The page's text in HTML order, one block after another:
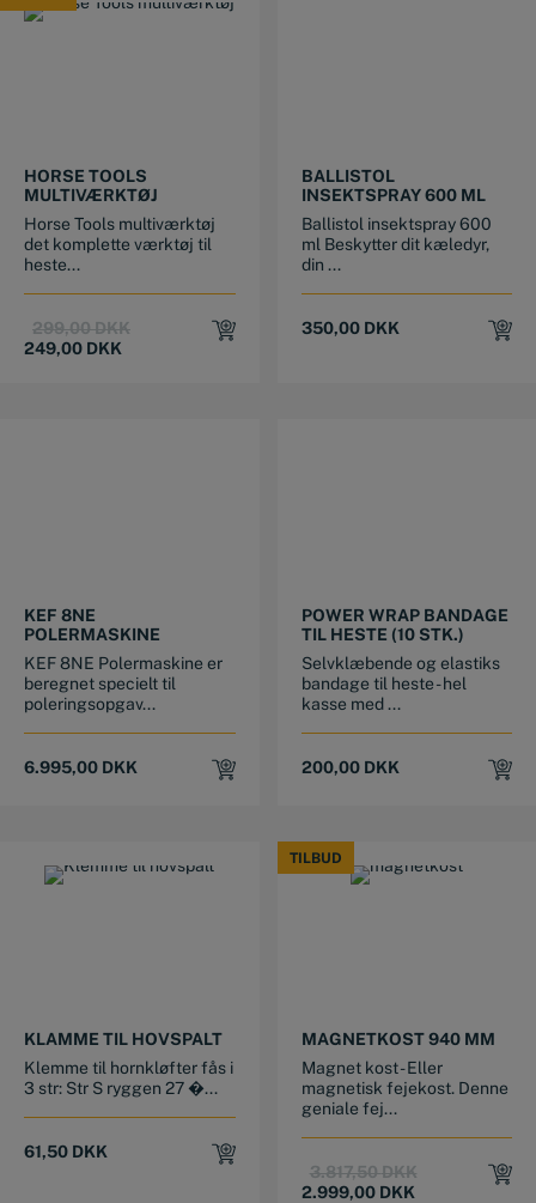
TILBUD
HORSE TOOLS
MULTIVÆRKTØJ
Horse Tools multiværktøj
det komplette værktøj til
heste...
299,00DKKOriginal
249,00 DKK
Current
BALLISTOL
INSEKTSPRAY 600 ML
Ballistol insektspray 600
ml Beskytter dit kæledyr,
din ...
350,00 DKK
KEF 8NE
POLERMASKINE
KEF 8NE Polermaskine er
beregnet specielt til
poleringsopgav...
6.995,00 DKK
POWER WRAP BANDAGE
TIL HESTE (10 STK.)
Selvklæbende og elastiks
bandage til heste - hel
kasse med ...
200,00 DKK
KLAMME TIL HOVSPALT
Klemme til hornkløfter fås i
3 str: Str S ryggen 27 �...
61,50 DKK
TILBUD
TILBUD
MAGNETKOST 940 MM
Magnet kost - Eller
magnetisk fejekost. Denne
geniale fej...
3.817,50DKKOriginal
2.999,00 DKK
Current